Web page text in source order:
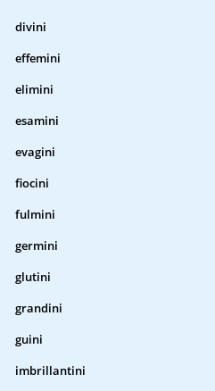
divini
effemini
elimini
esamini
evagini
fiocini
fulmini
germini
glutini
grandini
guini
imbrillantini